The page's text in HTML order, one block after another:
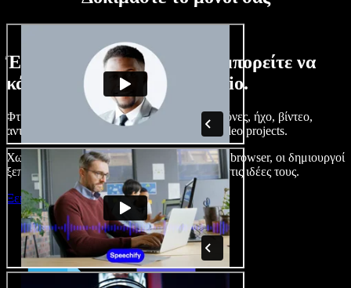
Ένα μικρό δείγμα από όσα μπορείτε να
κάνετε με το Speechify Studio.
Φτιάξτε voice overs, προσθέστε δωρεάν εικόνες, ήχο, βίντεο,
αντιγραφή φωνής – ολοκληρωμένα audio/video projects.
Χωρίς καμπύλη εκμάθησης και με όλα στον browser, οι δημιουργοί
ξεπερνούν τα κλασικά όρια και δίνουν ζωή στις ιδέες τους.
Ξεκινήστε με το Studio